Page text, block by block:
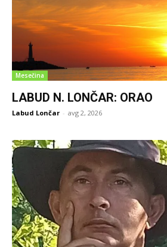
Mesečina
LABUD N. LONČAR: ORAO
Labud Lončar - avg 2, 2026